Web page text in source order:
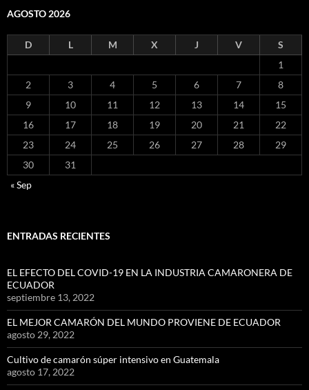
AGOSTO 2026
D L M X J V
S
1
2
3 4 5 6 7
8
9
10 11 12 13 14
15
16
17 18 19 20 21
22
23
24 25 26 27 28
29
30
31
« Sep
ENTRADAS RECIENTES
EL EFECTO DEL COVID-19 EN LA INDUSTRIA CAMARONERA DE
ECUADOR
septiembre 13, 2022
EL MEJOR CAMARÓN DEL MUNDO PROVIENE DE ECUADOR
agosto 29, 2022
Cultivo de camarón súper intensivo en Guatemala
agosto 17, 2022